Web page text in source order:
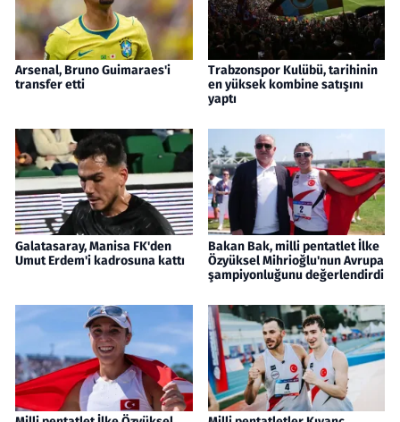
Arsenal, Bruno Guimaraes'i
transfer etti
Trabzonspor Kulübü, tarihinin
en yüksek kombine satışını
yaptı
Galatasaray, Manisa FK'den
Umut Erdem'i kadrosuna kattı
Bakan Bak, milli pentatlet İlke
Özyüksel Mihrioğlu'nun Avrupa
şampiyonluğunu değerlendirdi